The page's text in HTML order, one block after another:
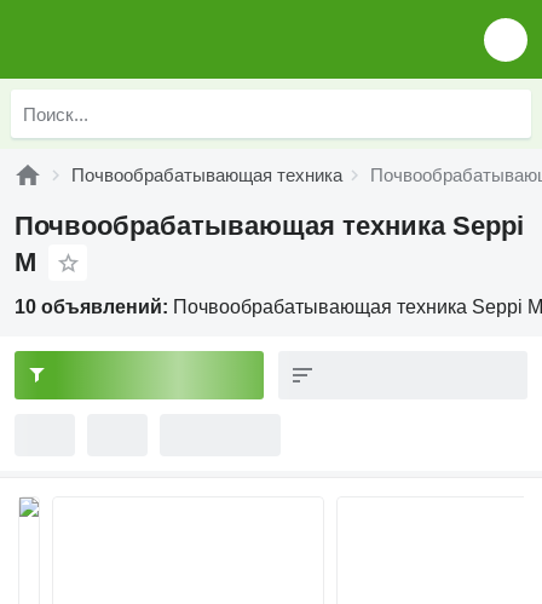
Почвообрабатывающая техника
Почвообрабатывающая техника Seppi
M
10 объявлений: Почвообрабатывающая техника Seppi M